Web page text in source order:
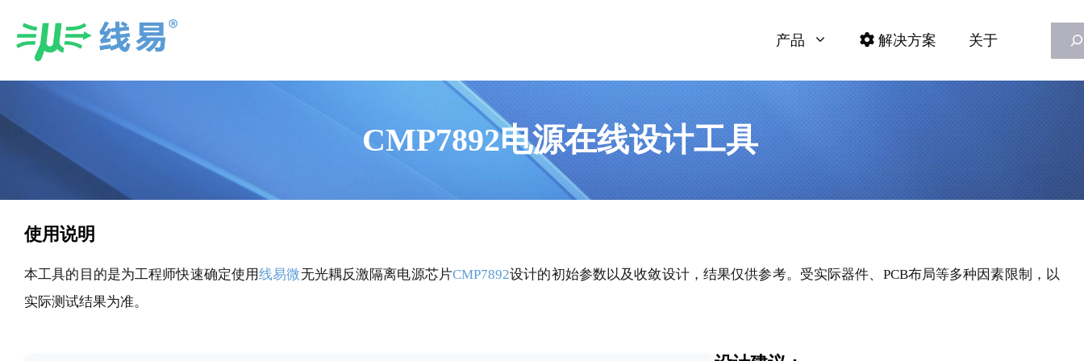
产品 解决方案 关于
CMP7892电源在线设计工具
使用说明
本工具的目的是为工程师快速确定使用线易微无光耦反激隔离电源芯片CMP7892设计的初始参数以及收敛设计，结果仅供参考。受实际器件、PCB布局等多种因素限制，以
实际测试结果为准。